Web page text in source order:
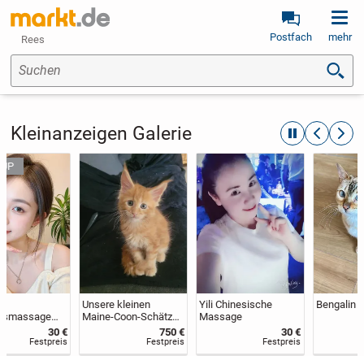
Rees Postfach mehr
Suchen
Kleinanzeigen Galerie automatische
Maine-Coon-Schätze
suchen ihr Zuhause
Yili Chinesische
Massage
Bengalin 6 Jahre alt